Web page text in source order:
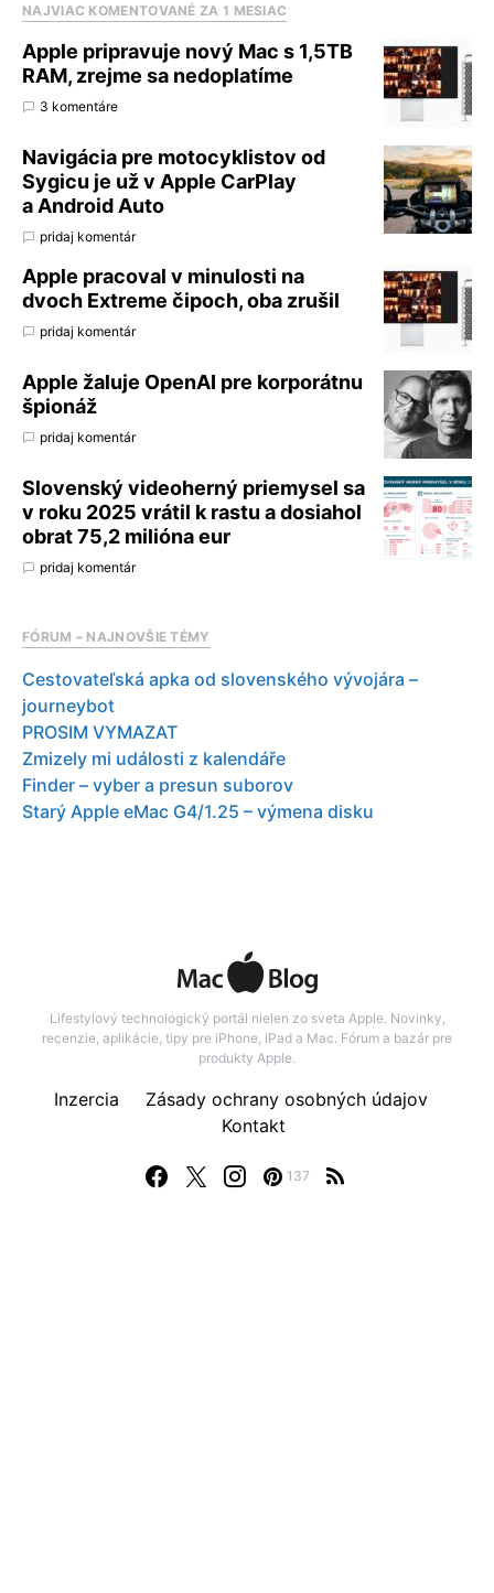
NAJVIAC KOMENTOVANÉ ZA 1 MESIAC
Apple pripravuje nový Mac s 1,5TB
RAM, zrejme sa nedoplatíme
3 komentáre
Navigácia pre motocyklistov od
Sygicu je už v Apple CarPlay
a Android Auto
pridaj komentár
Apple pracoval v minulosti na
dvoch Extreme čipoch, oba zrušil
pridaj komentár
Apple žaluje OpenAI pre korporátnu
špionáž
pridaj komentár
Slovenský videoherný priemysel sa
v roku 2025 vrátil k rastu a dosiahol
obrat 75,2 milióna eur
pridaj komentár
FÓRUM – NAJNOVŠIE TÉMY
Cestovateľská apka od slovenského vývojára –
journeybot
PROSIM VYMAZAT
Zmizely mi události z kalendáře
Finder – vyber a presun suborov
Starý Apple eMac G4/1.25 – výmena disku
Lifestylový technologický portál nielen zo sveta Apple. Novinky,
recenzie, aplikácie, tipy pre iPhone, iPad a Mac. Fórum a bazár pre
produkty Apple.
137
Inzercia
Zásady ochrany osobných údajov
Kontakt